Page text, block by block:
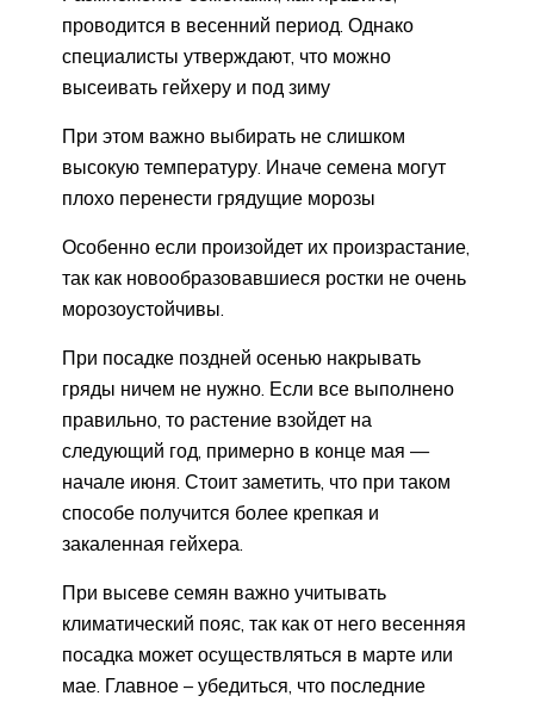
проводится в весенний период. Однако
специалисты утверждают, что можно
высеивать гейхеру и под зиму
При этом важно выбирать не слишком
высокую температуру. Иначе семена могут
плохо перенести грядущие морозы
Особенно если произойдет их произрастание,
так как новообразовавшиеся ростки не очень
морозоустойчивы.
При посадке поздней осенью накрывать
гряды ничем не нужно. Если все выполнено
правильно, то растение взойдет на
следующий год, примерно в конце мая —
начале июня. Стоит заметить, что при таком
способе получится более крепкая и
закаленная гейхера.
При высеве семян важно учитывать
климатический пояс, так как от него весенняя
посадка может осуществляться в марте или
мае. Главное – убедиться, что последние